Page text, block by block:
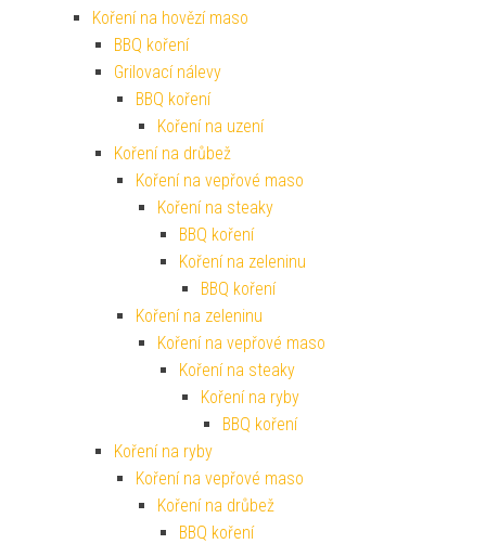
Koření na hovězí maso
BBQ koření
Grilovací nálevy
BBQ koření
Koření na uzení
Koření na drůbež
Koření na vepřové maso
Koření na steaky
BBQ koření
Koření na zeleninu
BBQ koření
Koření na zeleninu
Koření na vepřové maso
Koření na steaky
Koření na ryby
BBQ koření
Koření na ryby
Koření na vepřové maso
Koření na drůbež
BBQ koření